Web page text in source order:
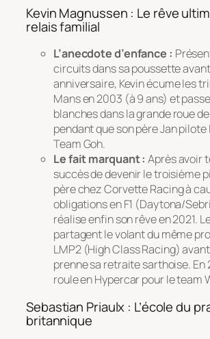
Kevin Magnussen : Le rêve
relais familial
L’anecdote d’enfance :
circuits dans sa poussette
anniversaire, Kevin écume les
Mans en 2003 (à 9 ans) et
blanches dans la grande roue
pendant que son père Jan pilote
Team Goh.
Le fait marquant : Après avoir
succès de devenir le troisième
père chez Corvette Racing à
obligations en F1 (Daytona/
réalise enfin son rêve en 2021.
partagent le volant du même
LMP2 (High Class Racing)
prenne sa retraite sarthoise. En
roule en Hypercar pour le team
Sebastian Priaulx : L’école du
britannique